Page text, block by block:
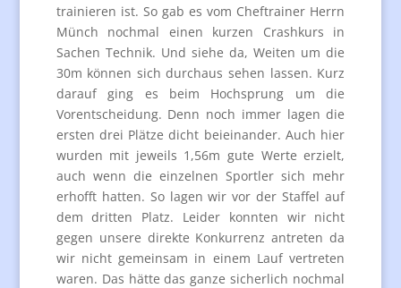
trainieren ist. So gab es vom Cheftrainer Herrn
Münch nochmal einen kurzen Crashkurs in
Sachen Technik. Und siehe da, Weiten um die
30m können sich durchaus sehen lassen. Kurz
darauf ging es beim Hochsprung um die
Vorentscheidung. Denn noch immer lagen die
ersten drei Plätze dicht beieinander. Auch hier
wurden mit jeweils 1,56m gute Werte erzielt,
auch wenn die einzelnen Sportler sich mehr
erhofft hatten. So lagen wir vor der Staffel auf
dem dritten Platz. Leider konnten wir nicht
gegen unsere direkte Konkurrenz antreten da
wir nicht gemeinsam in einem Lauf vertreten
waren. Das hätte das ganze sicherlich nochmal